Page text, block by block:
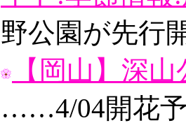
野公園が先行
【岡山】深
……4/04開花